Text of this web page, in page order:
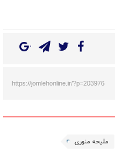
https://jomlehonline.ir/?p=203976
ملیحه منوری